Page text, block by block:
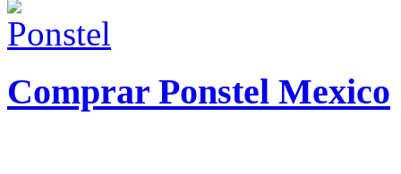
Comprar Ponstel Mexico